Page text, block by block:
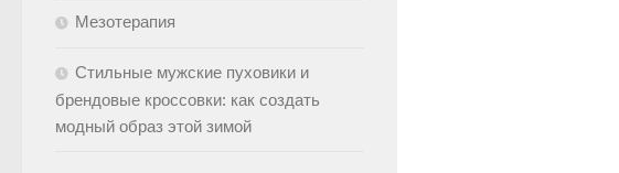
Мезотерапия
Стильные мужские пуховики и
брендовые кроссовки: как создать
модный образ этой зимой